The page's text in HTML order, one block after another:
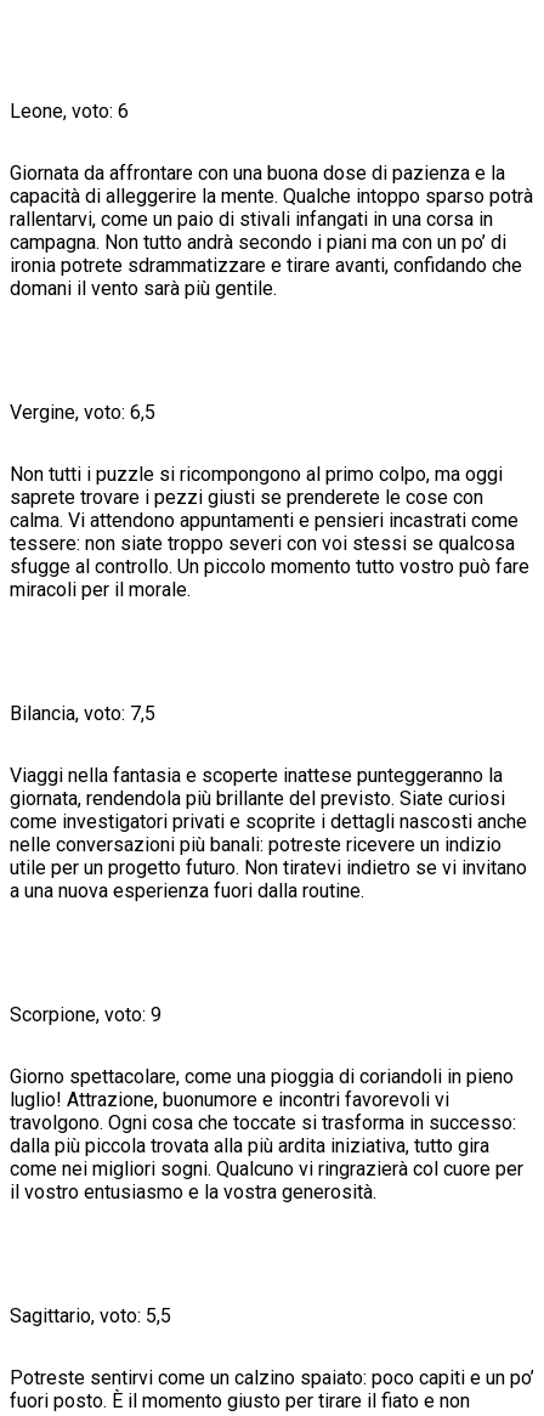
Leone, voto: 6
Giornata da affrontare con una buona dose di pazienza e la
capacità di alleggerire la mente. Qualche intoppo sparso potrà
rallentarvi, come un paio di stivali infangati in una corsa in
campagna. Non tutto andrà secondo i piani ma con un po’ di
ironia potrete sdrammatizzare e tirare avanti, confidando che
domani il vento sarà più gentile.
Vergine, voto: 6,5
Non tutti i puzzle si ricompongono al primo colpo, ma oggi
saprete trovare i pezzi giusti se prenderete le cose con
calma. Vi attendono appuntamenti e pensieri incastrati come
tessere: non siate troppo severi con voi stessi se qualcosa
sfugge al controllo. Un piccolo momento tutto vostro può fare
miracoli per il morale.
Bilancia, voto: 7,5
Viaggi nella fantasia e scoperte inattese punteggeranno la
giornata, rendendola più brillante del previsto. Siate curiosi
come investigatori privati e scoprite i dettagli nascosti anche
nelle conversazioni più banali: potreste ricevere un indizio
utile per un progetto futuro. Non tiratevi indietro se vi invitano
a una nuova esperienza fuori dalla routine.
Scorpione, voto: 9
Giorno spettacolare, come una pioggia di coriandoli in pieno
luglio! Attrazione, buonumore e incontri favorevoli vi
travolgono. Ogni cosa che toccate si trasforma in successo:
dalla più piccola trovata alla più ardita iniziativa, tutto gira
come nei migliori sogni. Qualcuno vi ringrazierà col cuore per
il vostro entusiasmo e la vostra generosità.
Sagittario, voto: 5,5
Potreste sentirvi come un calzino spaiato: poco capiti e un po’
fuori posto. È il momento giusto per tirare il fiato e non